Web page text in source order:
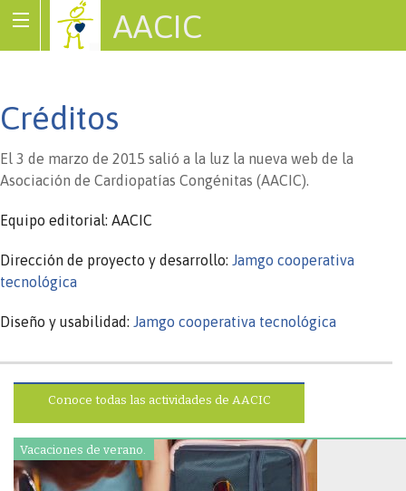
AACIC
Créditos
El 3 de marzo de 2015 salió a la luz la nueva web de la
Asociación de Cardiopatías Congénitas (AACIC).
Equipo editorial: AACIC
Dirección de proyecto y desarrollo: Jamgo cooperativa
tecnológica
Diseño y usabilidad: Jamgo cooperativa tecnológica
Conoce todas las actividades de AACIC
Vacaciones de verano.